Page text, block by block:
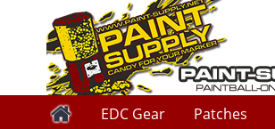
EDC Gear Patches